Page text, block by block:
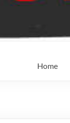
Home